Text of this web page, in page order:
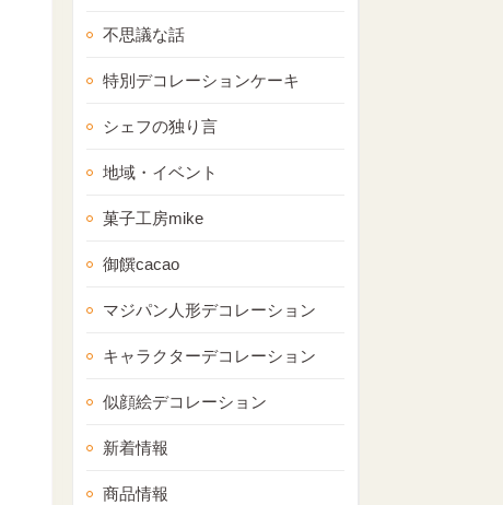
不思議な話
特別デコレーションケーキ
シェフの独り言
地域・イベント
菓子工房mike
御饌cacao
マジパン人形デコレーション
キャラクターデコレーション
似顔絵デコレーション
新着情報
商品情報